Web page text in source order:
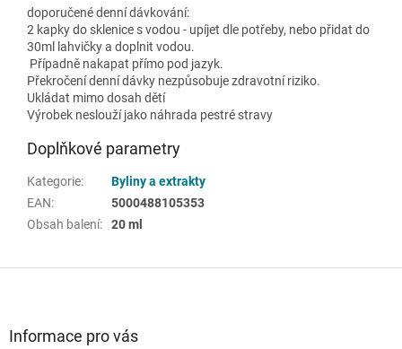
doporučené denní dávkování:
2 kapky do sklenice s vodou - upíjet dle potřeby, nebo přidat do
30ml lahvičky a doplnit vodou.
Případně nakapat přímo pod jazyk.
Překročení denní dávky nezpůsobuje zdravotní riziko.
Ukládat mimo dosah dětí
Výrobek neslouží jako náhrada pestré stravy
Doplňkové parametry
Kategorie:
Byliny a extrakty
EAN:
5000488105353
Obsah balení: 20 ml
Informace pro vás